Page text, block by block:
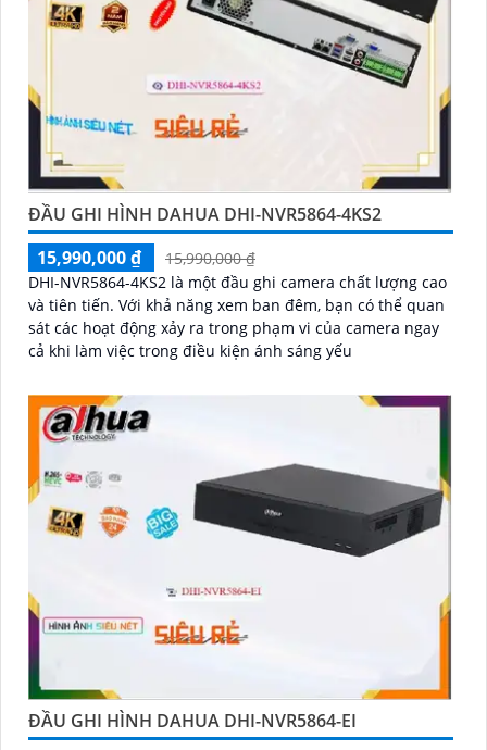
ĐẦU GHI HÌNH DAHUA DHI-NVR5864-4KS2
15,990,000 ₫
15,990,000 ₫
DHI-NVR5864-4KS2 là một đầu ghi camera chất lượng cao
và tiên tiến. Với khả năng xem ban đêm, bạn có thể quan
sát các hoạt động xảy ra trong phạm vi của camera ngay
cả khi làm việc trong điều kiện ánh sáng yếu
ĐẦU GHI HÌNH DAHUA DHI-NVR5864-EI